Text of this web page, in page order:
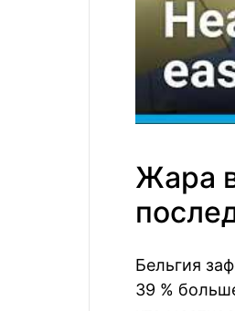
Жара
Бельгия
39 %